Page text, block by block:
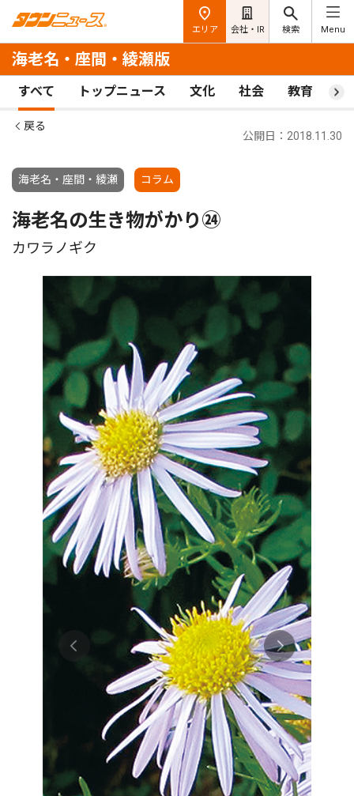
エリア 会社・IR 検索 Menu
海老名・座間・綾瀬版
すべて トップニュース 文化 社会 教育 ス
戻る
海老名・座間・綾瀬 コラム
公開日：2018.11.30
海老名の生き物がかり㉔
カワラノギク